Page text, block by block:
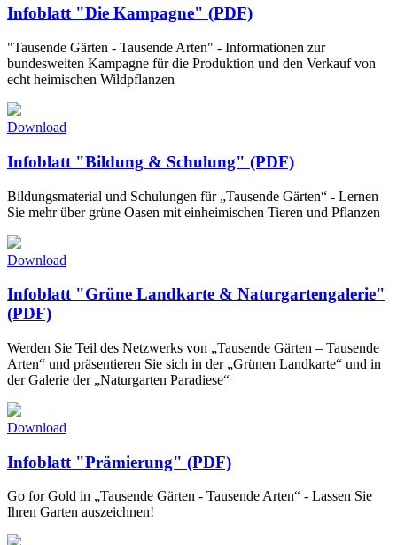
Infoblatt "Die Kampagne" (PDF)
"Tausende Gärten - Tausende Arten" - Informationen zur
bundesweiten Kampagne für die Produktion und den Verkauf von
echt heimischen Wildpflanzen
Download
Infoblatt "Bildung & Schulung" (PDF)
Bildungsmaterial und Schulungen für „Tausende Gärten“ - Lernen
Sie mehr über grüne Oasen mit einheimischen Tieren und Pflanzen
Download
Infoblatt "Grüne Landkarte & Naturgartengalerie"
(PDF)
Werden Sie Teil des Netzwerks von „Tausende Gärten – Tausende
Arten“ und präsentieren Sie sich in der „Grünen Landkarte“ und in
der Galerie der „Naturgarten Paradiese“
Download
Infoblatt "Prämierung" (PDF)
Go for Gold in „Tausende Gärten - Tausende Arten“ - Lassen Sie
Ihren Garten auszeichnen!